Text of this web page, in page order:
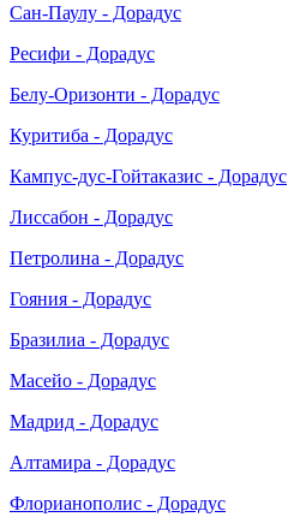
Сан-Паулу - Дорадус
Ресифи - Дорадус
Белу-Оризонти - Дорадус
Куритиба - Дорадус
Кампус-дус-Гойтаказис - Дорадус
Лиссабон - Дорадус
Петролина - Дорадус
Гояния - Дорадус
Бразилиа - Дорадус
Масейо - Дорадус
Мадрид - Дорадус
Алтамира - Дорадус
Флорианополис - Дорадус